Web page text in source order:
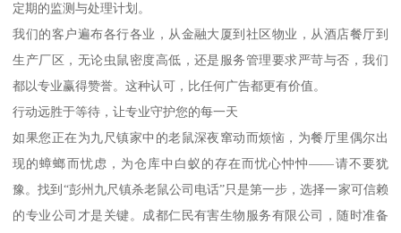
定期的监测与处理计划。
我们的客户遍布各行各业，从金融大厦到社区物业，从酒店餐厅到
生产厂区，无论虫鼠密度高低，还是服务管理要求严苛与否，我们
都以专业赢得赞誉。这种认可，比任何广告都更有价值。
行动远胜于等待，让专业守护您的每一天
如果您正在为九尺镇家中的老鼠深夜窜动而烦恼，为餐厅里偶尔出
现的蟑螂而忧虑，为仓库中白蚁的存在而忧心忡忡——请不要犹
豫。找到“彭州九尺镇杀老鼠公司电话”只是第一步，选择一家可信赖
的专业公司才是关键。成都仁民有害生物服务有限公司，随时准备